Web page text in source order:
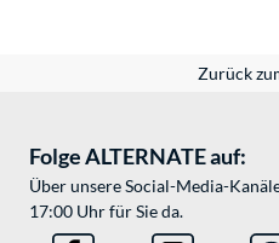
Zurück
Folge ALTERNATE auf:
Über unsere Social-Media-
17:00 Uhr für Sie da.